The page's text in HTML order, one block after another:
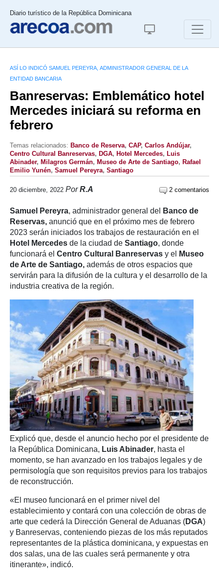
Diario turístico de la República Dominicana
ASÍ LO INDICÓ SAMUEL PEREYRA, ADMINISTRADOR GENERAL DE LA
ENTIDAD BANCARIA
Banreservas: Emblemático hotel
Mercedes iniciará su reforma en
febrero
Temas relacionados: Banco de Reserva, CAP, Carlos Andújar,
Centro Cultural Banreservas, DGA, Hotel Mercedes, Luis
Abinader, Milagros Germán, Museo de Arte de Santiago, Rafael
Emilio Yunén, Samuel Pereyra, Santiago
20 diciembre, 2022 PorR.A 2 comentarios
Samuel Pereyra, administrador general del
Banco de
Reservas, anunció que en el próximo mes de febrero
2023 serán iniciados los trabajos de restauración en el
Hotel Mercedes de la ciudad de Santiago, donde
funcionará el Centro Cultural Banreservas y el
Museo
de Arte de Santiago, además de otros espacios que
servirán para la difusión de la cultura y el desarrollo de la
industria creativa de la región.
Explicó que, desde el anuncio hecho por el presidente de
la República Dominicana, Luis Abinader, hasta el
momento, se han avanzado en los trabajos legales y de
permisología que son requisitos previos para los trabajos
de reconstrucción.
«El museo funcionará en el primer nivel del
establecimiento y contará con una colección de obras de
arte que cederá la Dirección General de Aduanas (DGA)
y Banreservas, conteniendo piezas de los más reputados
representantes de la plástica dominicana, y expuestas en
dos salas, una de las cuales será permanente y otra
itinerante», indicó.